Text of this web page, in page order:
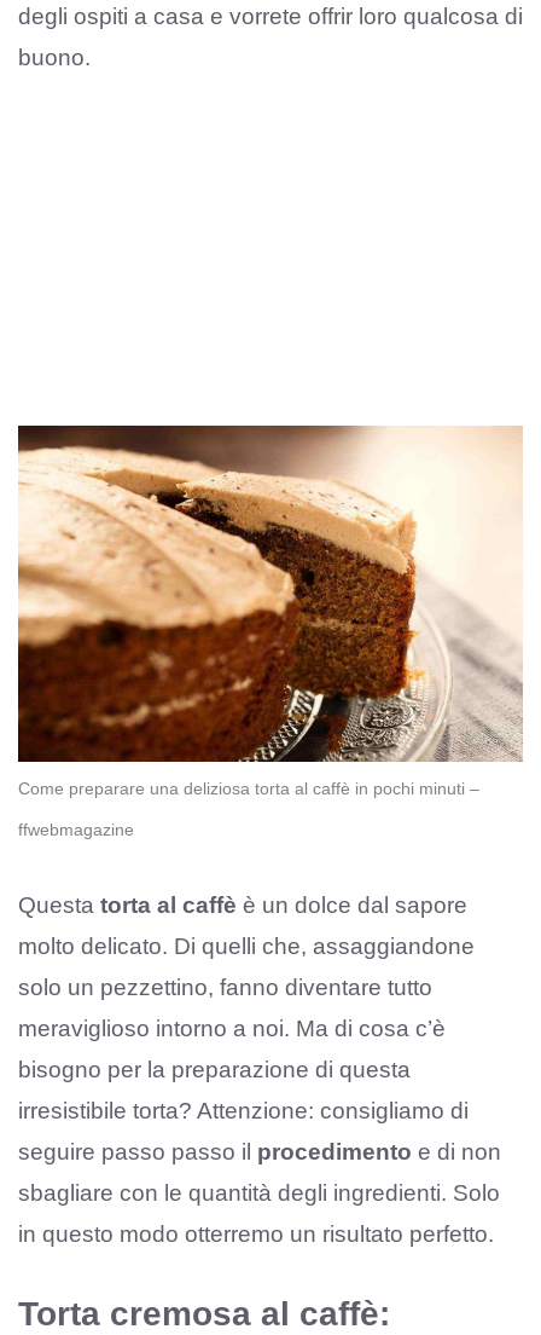
degli ospiti a casa e vorrete offrir loro qualcosa di
buono.
Come preparare una deliziosa torta al caffè in pochi minuti –
ffwebmagazine
Questa torta al caffè è un dolce dal sapore
molto delicato. Di quelli che, assaggiandone
solo un pezzettino, fanno diventare tutto
meraviglioso intorno a noi. Ma di cosa c’è
bisogno per la preparazione di questa
irresistibile torta? Attenzione: consigliamo di
seguire passo passo il procedimento e di non
sbagliare con le quantità degli ingredienti. Solo
in questo modo otterremo un risultato perfetto.
Torta cremosa al caffè: